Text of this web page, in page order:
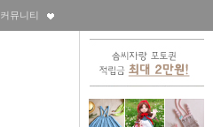
커뮤니티